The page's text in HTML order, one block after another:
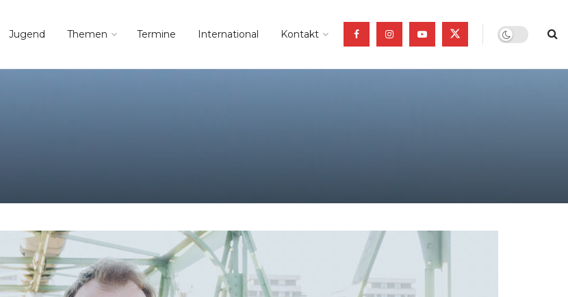
Jugend Themen Termine International Kontakt